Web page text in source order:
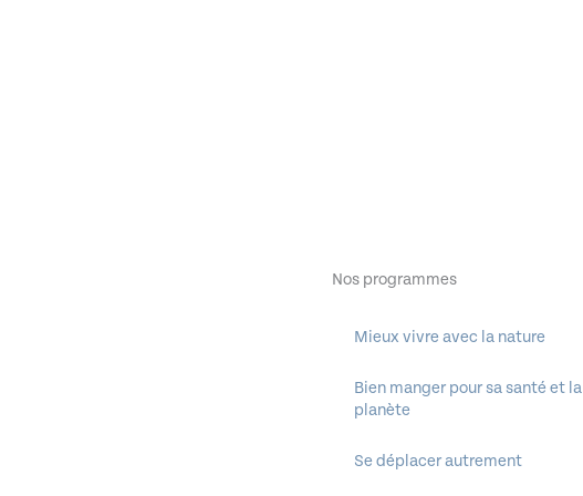
Nos programmes
Mieux vivre avec la nature
Bien manger pour sa santé et la
planète
Se déplacer autrement